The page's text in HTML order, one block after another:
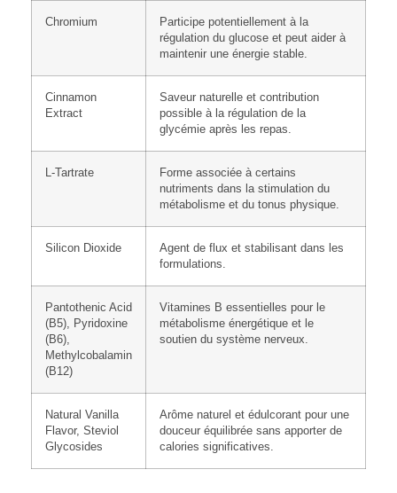
Chromium
Participe potentiellement à la
régulation du glucose et peut aider à
maintenir une énergie stable.
Cinnamon
Extract
Saveur naturelle et contribution
possible à la régulation de la
glycémie après les repas.
L-Tartrate
Forme associée à certains
nutriments dans la stimulation du
métabolisme et du tonus physique.
Silicon Dioxide
Agent de flux et stabilisant dans les
formulations.
Pantothenic Acid
(B5), Pyridoxine
(B6),
Methylcobalamin
(B12)
Vitamines B essentielles pour le
métabolisme énergétique et le
soutien du système nerveux.
Natural Vanilla
Flavor, Steviol
Glycosides
Arôme naturel et édulcorant pour une
douceur équilibrée sans apporter de
calories significatives.